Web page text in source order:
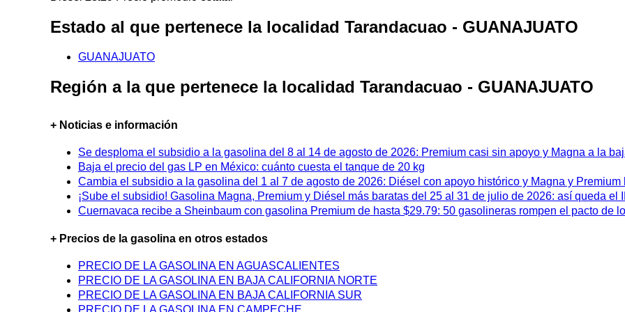
Estado al que pertenece la localidad Tarandacuao - GUANAJUATO
GUANAJUATO
Región a la que pertenece la localidad Tarandacuao - GUANAJUATO
+ Noticias e información
Se desploma el subsidio a la gasolina del 8 al 14 de agosto de 2026: Premium casi sin apoyo y Magna a la
Baja el precio del gas LP en México: cuánto cuesta el tanque de 20 kg
Cambia el subsidio a la gasolina del 1 al 7 de agosto de 2026: Diésel con apoyo histórico y Magna y Premium
¡Sube el subsidio! Gasolina Magna, Premium y Diésel más baratas del 25 al 31 de julio de 2026: así queda el
Cuernavaca recibe a Sheinbaum con gasolina Premium de hasta $29.79: 50 gasolineras rompen el pacto de
+ Precios de la gasolina en otros estados
PRECIO DE LA GASOLINA EN AGUASCALIENTES
PRECIO DE LA GASOLINA EN BAJA CALIFORNIA NORTE
PRECIO DE LA GASOLINA EN BAJA CALIFORNIA SUR
PRECIO DE LA GASOLINA EN CAMPECHE